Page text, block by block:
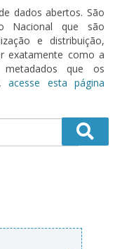
dados abertos. São
Nacional que são
e distribuição,
exatamente como a
que os
acesse esta página